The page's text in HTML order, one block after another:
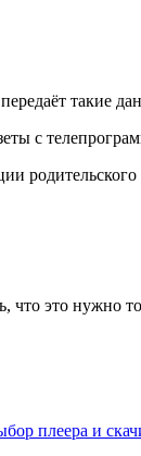
такие
с
что это нужно
плеера и